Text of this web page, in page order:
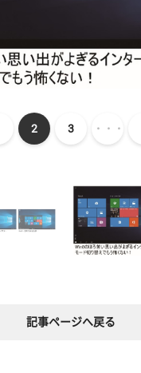
2 3 ・・・
記事ページへ戻る